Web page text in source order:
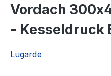
Vordach
- Kesseldruck
Lugarde